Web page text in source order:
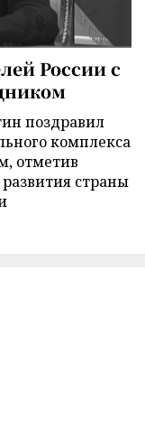
России с
поздравил
комплекса
отметив
страны